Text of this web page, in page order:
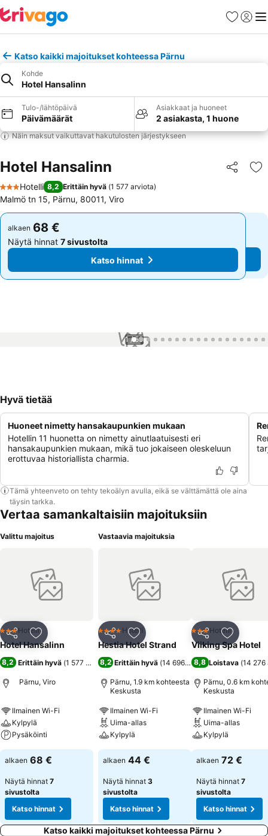
Suosikit
Katso kaikki majoitukset kohteessa Pärnu
Kohde
Hotel Hansalinn
Tulo-/lähtöpäivä
Päivämäärät
Asiakkaat ja huoneet
2 asiakasta, 1 huone
Näin maksut vaikuttavat hakutulosten järjestykseen
Hotel Hansalinn Jaa
3 Tähtiluokitus
Hotelli 8,2 Erittäin hyvä (1 577 arviota)
Malmö tn 15, Pärnu, 80011, Viro
alkaen 68 €
Näytä hinnat 7 sivustolta
Katso hinnat
alkaen 68 €
Näytä hinnat 7 sivustolta
Katso hinnat
1 / 50
Hyvä tietää
Huoneet nimetty hansakaupunkien mukaan
Hotellin 11 huonetta on nimetty ainutlaatuisesti eri
hansakaupunkien mukaan, mikä tuo jokaiseen oleskeluun
erottuvaa historiallista charmia.
Tämä yhteenveto on tehty tekoälyn avulla, eikä se välttämättä ole aina
täysin tarkka.
Vertaa samankaltaisiin majoituksiin
Valittu majoitus
Jaa Lisää suosikkeihin
3 Tähtiluokitus
Hotelli
Hotel Hansalinn
8,2 Erittäin hyvä (1 577 arviota)
Pärnu, Viro
Ilmainen Wi-Fi
Kylpylä
Pysäköinti
alkaen 68 €
Näytä hinnat 7
sivustolta
Katso hinnat
Vastaavia majoituksia
Jaa Lisää suosikkeihin
4 Tähtiluokitus
Hotelli
Hestia Hotel Strand
8,2 Erittäin hyvä (14 696 arviota)
Pärnu, 1.9 km kohteesta
Keskusta
Ilmainen Wi-Fi
Uima-allas
Kylpylä
alkaen 44 €
Näytä hinnat 3
sivustolta
Katso hinnat
Jaa Lisää
3 Tähtiluokitus
Hotelli
Viiking Spa Hotel
8,8 Loistava (14 276
Pärnu, 0.6 km
Keskusta
Ilmainen Wi-Fi
Uima-allas
Kylpylä
alkaen 72 €
Näytä hinnat 7
sivustolta
Katso hinnat
Katso kaikki majoitukset kohteessa Pärnu